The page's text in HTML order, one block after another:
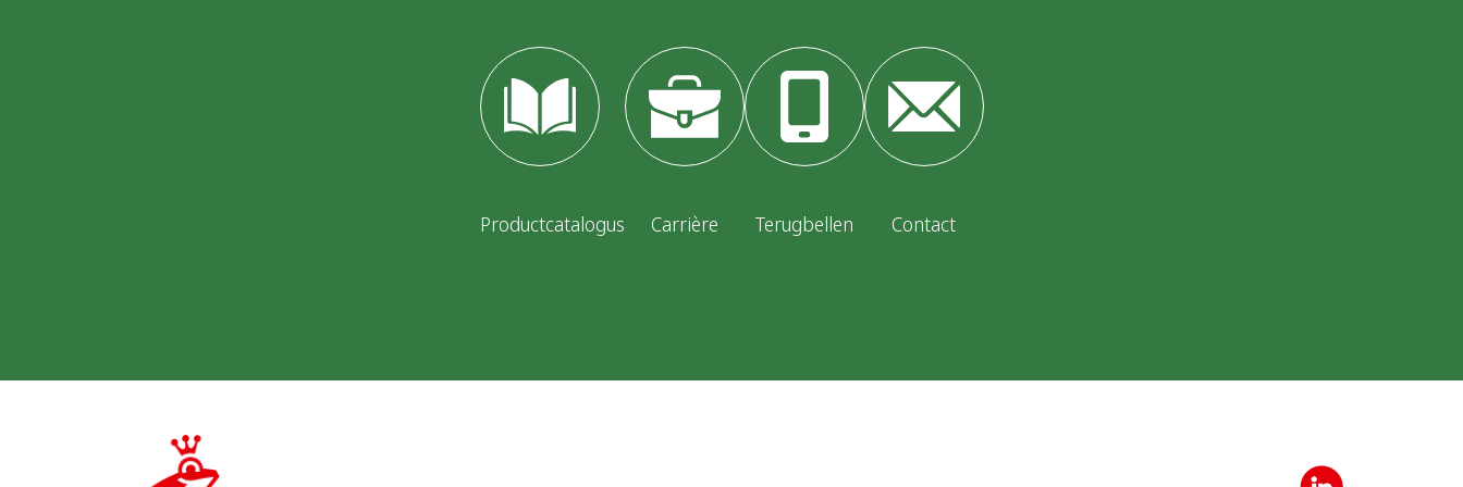
Productcatalogus Carrière Terugbellen Contact